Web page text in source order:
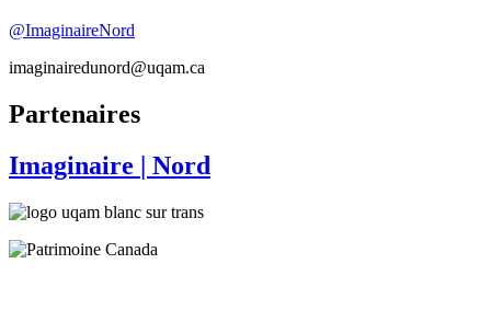
@ImaginaireNord
imaginairedunord@uqam.ca
Partenaires
Imaginaire | Nord